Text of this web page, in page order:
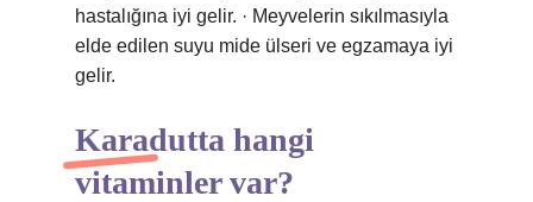
hastalığına iyi gelir. · Meyvelerin sıkılmasıyla
elde edilen suyu mide ülseri ve egzamaya iyi
gelir.
Karadutta hangi
vitaminler var?